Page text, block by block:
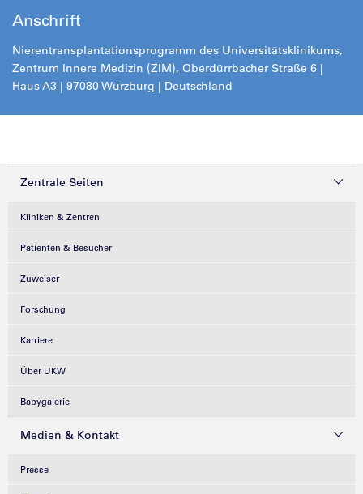
Anschrift
Nierentransplantationsprogramm des Universitätsklinikums,
Zentrum Innere Medizin (ZIM), Oberdürrbacher Straße 6 |
Haus A3 | 97080 Würzburg | Deutschland
Zentrale Seiten
Kliniken & Zentren
Patienten & Besucher
Zuweiser
Forschung
Karriere
Über UKW
Babygalerie
Medien & Kontakt
Presse